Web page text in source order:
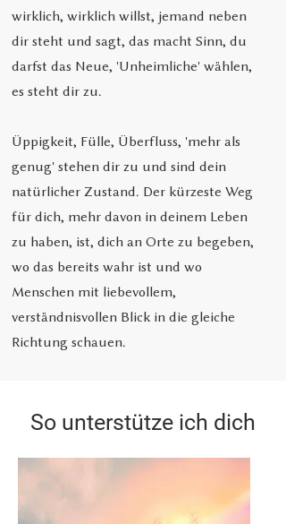
wirklich, wirklich willst, jemand neben
dir steht und sagt, das macht Sinn, du
darfst das Neue, 'Unheimliche' wählen,
es steht dir zu.
Üppigkeit, Fülle, Überfluss, 'mehr als
genug' stehen dir zu und sind dein
natürlicher Zustand. Der kürzeste Weg
für dich, mehr davon in deinem Leben
zu haben, ist, dich an Orte zu begeben,
wo das bereits wahr ist und wo
Menschen mit liebevollem,
verständnisvollen Blick in die gleiche
Richtung schauen.
So unterstütze ich dich